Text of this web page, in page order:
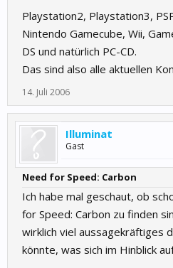
Playstation2, Playstation3,
Nintendo Gamecube, Wii,
DS und natürlich PC-CD.
Das sind also alle aktuellen
14. Juli 2006
Illuminat
Gast
Need for Speed: Carbon
Ich habe mal geschaut, ob
for Speed: Carbon zu finden
wirklich viel aussagekräftiges
könnte, was sich im Hinblick